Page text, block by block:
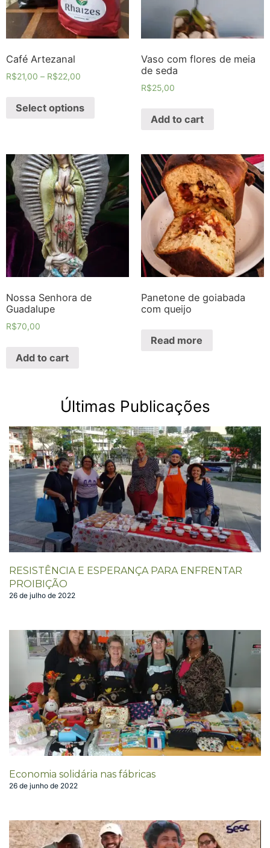
Café Artezanal
R$21,00 – R$22,00
Select options
Vaso com flores de meia
de seda
R$25,00
Add to cart
Nossa Senhora de
Guadalupe
R$70,00
Add to cart
Panetone de goiabada
com queijo
Read more
Últimas Publicações
RESISTÊNCIA E ESPERANÇA PARA ENFRENTAR
PROIBIÇÃO
26 de julho de 2022
Economia solidária nas fábricas
26 de junho de 2022